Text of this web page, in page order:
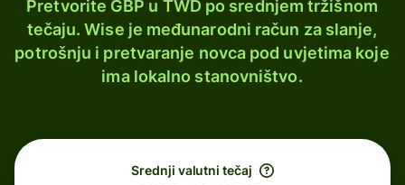
Pretvorite GBP u TWD po srednjem tržišnom
tečaju. Wise je međunarodni račun za slanje,
potrošnju i pretvaranje novca pod uvjetima koje
ima lokalno stanovništvo.
Srednji valutni tečaj